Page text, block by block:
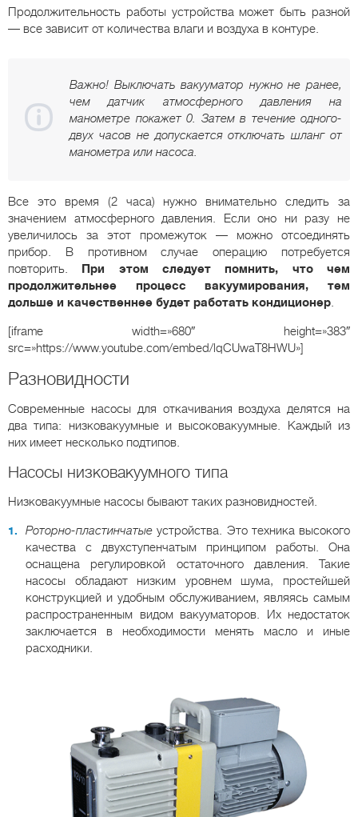
Продолжительность работы устройства может быть разной
— все зависит от количества влаги и воздуха в контуре.
Важно! Выключать вакууматор нужно не ранее,
чем датчик атмосферного давления на
манометре покажет 0. Затем в течение одного-
двух часов не допускается отключать шланг от
манометра или насоса.
Все это время (2 часа) нужно внимательно следить за
значением атмосферного давления. Если оно ни разу не
увеличилось за этот промежуток — можно отсоединять
прибор. В противном случае операцию потребуется
повторить. При этом следует помнить, что чем
продолжительнее процесс вакуумирования, тем
дольше и качественнее будет работать кондиционер.
[iframe width=»680″ height=»383″
src=»https://www.youtube.com/embed/lqCUwaT8HWU»]
Разновидности
Современные насосы для откачивания воздуха делятся на
два типа: низковакуумные и высоковакуумные. Каждый из
них имеет несколько подтипов.
Насосы низковакуумного типа
Низковакуумные насосы бывают таких разновидностей.
Роторно-пластинчатые устройства. Это техника высокого
качества с двухступенчатым принципом работы. Она
оснащена регулировкой остаточного давления. Такие
насосы обладают низким уровнем шума, простейшей
конструкцией и удобным обслуживанием, являясь самым
распространенным видом вакууматоров. Их недостаток
заключается в необходимости менять масло и иные
расходники.